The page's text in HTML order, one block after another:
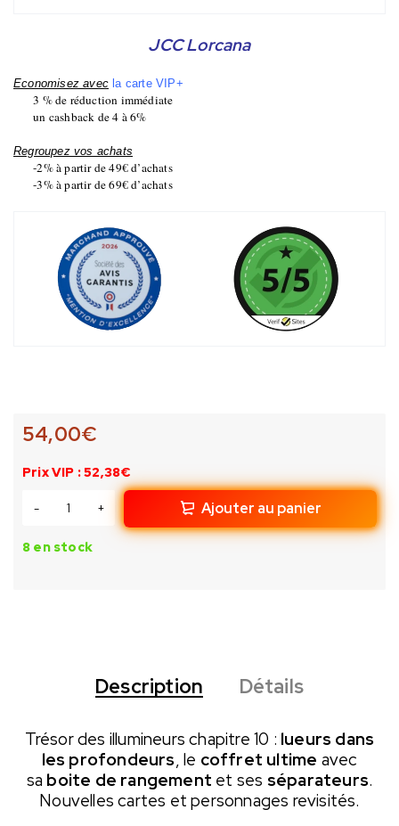
JCC Lorcana
Economisez avec la carte VIP+
3 % de réduction immédiate
un cashback de 4 à 6%
Regroupez vos achats
-2% à partir de 49€ d’achats
-3% à partir de 69€ d’achats
54,00€
Prix VIP : 52,38€
Ajouter au panier
8 en stock
Description Détails
Trésor des illumineurs chapitre 10 : lueurs dans
les profondeurs, le coffret ultime avec
sa boite de rangement et ses séparateurs.
Nouvelles cartes et personnages revisités.